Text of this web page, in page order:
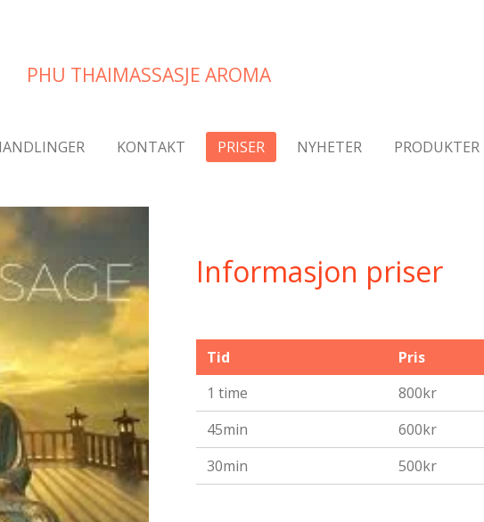
PHU THAIMASSASJE AROMA
KONTAKT PRISER NYHETER PRODUKTER
Informasjon priser
Tid
Pris
1 time
800kr
45min
600kr
30min
500kr